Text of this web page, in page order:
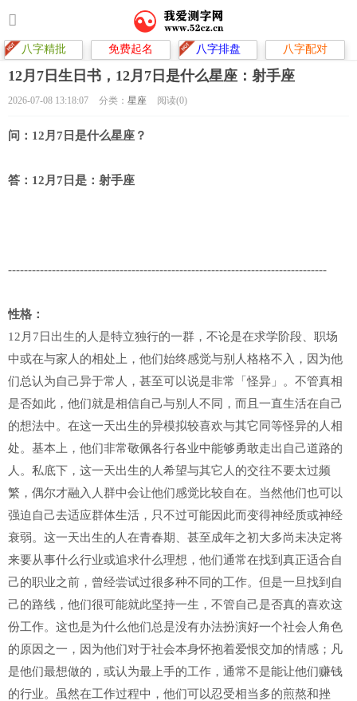
八字精批 免费起名 八字排盘 八字配对
12月7日生日书，12月7日是什么星座：射手座
2026-07-08 13:18:07 分类： 星座 阅读(0)
问：12月7日是什么星座？
答：12月7日是：射手座
--------------------------------------------------------------------------------
性格：
12月7日出生的人是特立独行的一群，不论是在求学阶段、职场
中或在与家人的相处上，他们始终感觉与别人格格不入，因为他
们总认为自己异于常人，甚至可以说是非常「怪异」。不管真相
是否如此，他们就是相信自己与别人不同，而且一直生活在自己
的想法中。在这一天出生的异模拟较喜欢与其它同等怪异的人相
处。基本上，他们非常敬佩各行各业中能够勇敢走出自己道路的
人。私底下，这一天出生的人希望与其它人的交往不要太过频
繁，偶尔才融入人群中会让他们感觉比较自在。当然他们也可以
强迫自己去适应群体生活，只不过可能因此而变得神经质或神经
衰弱。这一天出生的人在青春期、甚至成年之初大多尚未决定将
来要从事什么行业或追求什么理想，他们通常在找到真正适合自
己的职业之前，曾经尝试过很多种不同的工作。但是一旦找到自
己的路线，他们很可能就此坚持一生，不管自己是否真的喜欢这
份工作。这也是为什么他们总是没有办法扮演好一个社会人角色
的原因之一，因为他们对于社会本身怀抱着爱恨交加的情感；凡
是他们最想做的，或认为最上手的工作，通常不是能让他们赚钱
的行业。虽然在工作过程中，他们可以忍受相当多的煎熬和挫